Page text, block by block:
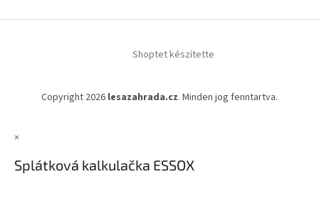
Shoptet készítette
Copyright 2026 lesazahrada.cz. Minden jog fenntartva.
×
Splátková kalkulačka ESSOX